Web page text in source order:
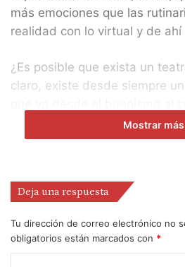
más emociones que las
realidad con lo virtual y de
¿Es posible que exista un
claro, existe desde siempre
clásico a lo contemporáneo
hacia temas líquidos, que
contabilizamos todos los
mucho o al menos bastante
vista de este cura que se
Mostrar más
Deja una respuesta
Tu dirección de correo electrónico no
obligatorios están marcados con *